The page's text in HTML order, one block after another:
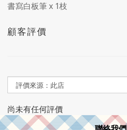
書寫白板筆 x 1枝
顧客評價
尚未有任何評價